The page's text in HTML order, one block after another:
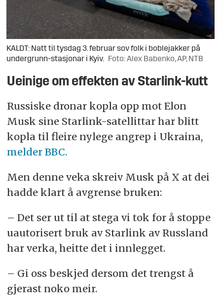
KALDT: Natt til tysdag 3. februar sov folk i boblejakker på
undergrunn-stasjonar i Kyiv.
Foto: Alex Babenko, AP, NTB
Ueinige om effekten av Starlink-kutt
Russiske dronar kopla opp mot Elon
Musk sine Starlink-satellittar har blitt
kopla til fleire nylege angrep i Ukraina,
melder BBC.
Men denne veka skreiv Musk på X at dei
hadde klart å avgrense bruken:
– Det ser ut til at stega vi tok for å stoppe
uautorisert bruk av Starlink av Russland
har verka, heitte det i innlegget.
– Gi oss beskjed dersom det trengst å
gjerast noko meir.